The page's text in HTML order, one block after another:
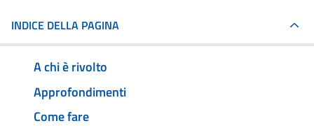
INDICE DELLA PAGINA
A chi è rivolto
Approfondimenti
Come fare